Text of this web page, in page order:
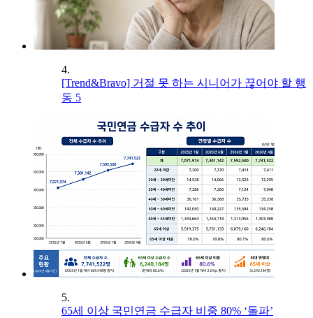
4.
[Trend&Bravo] 거절 못 하는 시니어가 끊어야 할 행
동 5
5.
65세 이상 국민연금 수급자 비중 80% ‘돌파’